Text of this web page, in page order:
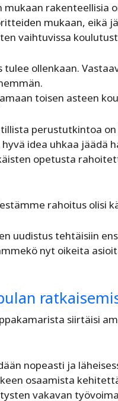
mukaan
mukaan, eikä
vaihtuvissa
ollenkaan.
toisen asteen
perustutkintoa
idea uhkaa jäädä
opetusta
rahoitus olisi
uudistus tehtäisiin
nyt oikeita
siirtäisi
nopeasti ja
osaamista
vakavan